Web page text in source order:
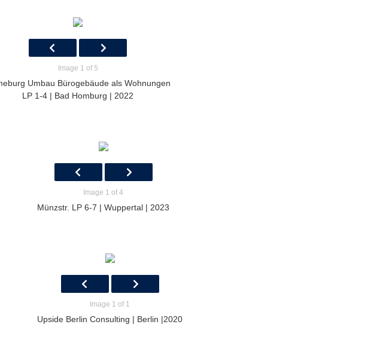
Image 1 of 5
Umbau Bürogebäude als Wohnungen
LP 1-4 | Bad Homburg | 2022
Image 1 of 4
Münzstr. LP 6-7 | Wuppertal | 2023
Image 1 of 1
Upside Berlin Consulting | Berlin |2020